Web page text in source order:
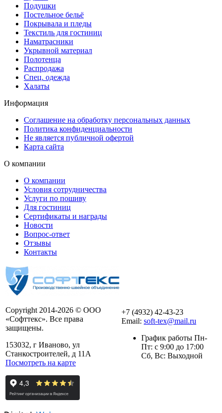
Подушки
Постельное бельё
Покрывала и пледы
Текстиль для гостиниц
Наматрасники
Укрывной материал
Полотенца
Распродажа
Спец. одежда
Халаты
Информация
Соглашение на обработку персональных данных
Политика конфиденциальности
Не является публичной офертой
Карта сайта
О компании
О компании
Условия сотрудничества
Услуги по пошиву
Для гостиниц
Сертификаты и награды
Новости
Вопрос-ответ
Отзывы
Контакты
Copyright 2014-2026 © ООО
«Софттекс». Все права
защищены.
153032, г Иваново, ул
Станкостроителей, д 11А
Посмотреть на карте
+7 (4932) 42-43-23
Email: soft-tex@mail.ru
График работы Пн-
Пт: с 9:00 до 17:00
Сб, Вс: Выходной